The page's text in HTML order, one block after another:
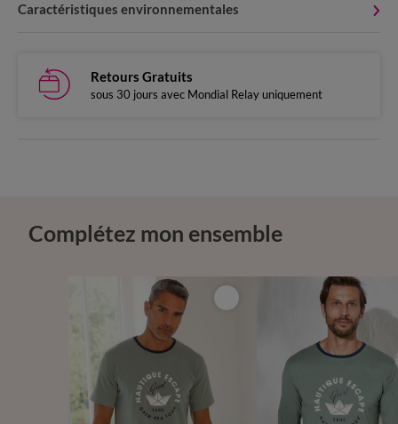
Caractéristiques environnementales
Retours Gratuits
sous 30 jours avec Mondial Relay uniquement
Complétez mon ensemble